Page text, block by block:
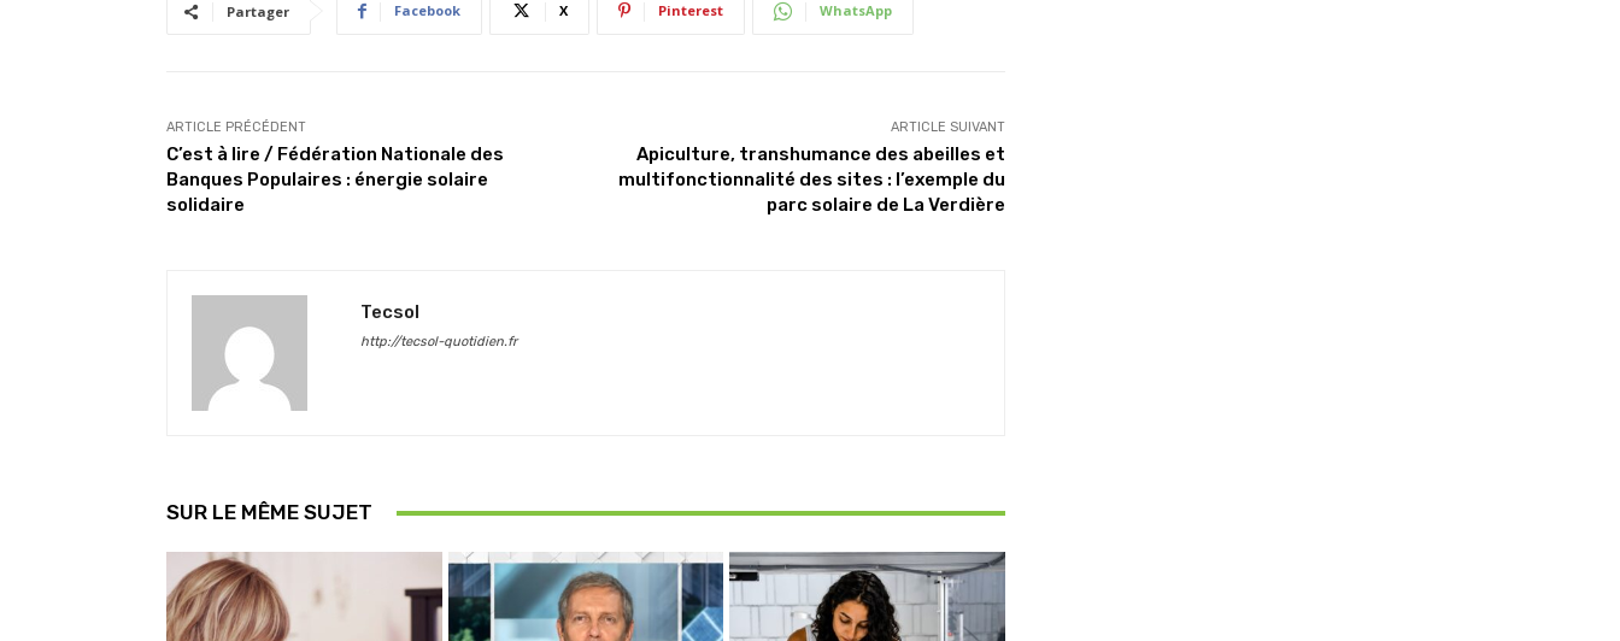
Partager Facebook X Pinterest WhatsApp
ARTICLE PRÉCÉDENT
C’est à lire / Fédération Nationale des
Banques Populaires : énergie solaire
solidaire
ARTICLE SUIVANT
Apiculture, transhumance des abeilles et
multifonctionnalité des sites : l’exemple du
parc solaire de La Verdière
Tecsol
http://tecsol-quotidien.fr
SUR LE MÊME SUJET